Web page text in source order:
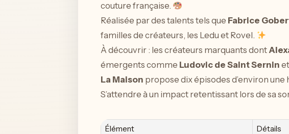
couture française.
Réalisée par des talents tels que Fabrice
familles de créateurs, les Ledu et Rovel.
À découvrir : les créateurs marquants dont
émergents comme Ludovic de Saint Sernin et
La Maison propose dix épisodes d’environ une
S’attendre à un impact retentissant lors de sa
Élément
Détails